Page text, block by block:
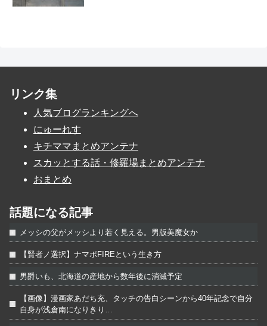
リンク集
人気ブログランキングへ
にゅーれす
キチママまとめアンテナ
スカッとする話・修羅場まとめアンテナ
おまとめ
話題になる記事
メッシの父がメッシより若く見える。男版美魔女か
【賢者ノ選択】ナマポFIREという生き方
男爵いも、北海道の産地から数年後に消滅予定
【画像】漫画家あだち充、タッチの告白シーンから40年記念で自分
自身が浅倉南になりきり…